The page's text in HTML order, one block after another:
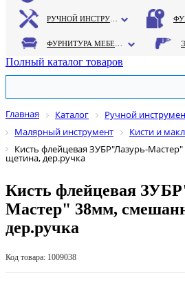
Полный каталог товаров
Главная Каталог
Ручной
Малярный инструмент
Кисти и
Кисть флейцевая ЗУБР"Лазурь-
щетина, дер.ручка
Кисть флейцевая
Мастер" 38мм,
дер.ручка
Код товара: 1009038